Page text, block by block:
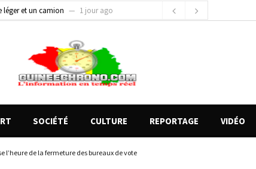
(par Mohamed lamine KOUROUMA)
1 jour ago
SOCIÉTÉ CULTURE REPORTAGE VIDÉO
l’heure de la fermeture des bureaux de vote